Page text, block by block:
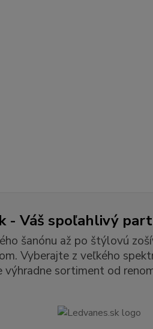
- Váš spoľahlivý
šanónu až po štýlovú
Vyberajte z veľkého
výhradne sortiment od